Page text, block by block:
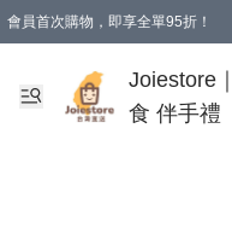
會員首次購物，即享全單95折！
購物滿 HKD 350.00即享免運費優
Joiestore
食 伴手禮